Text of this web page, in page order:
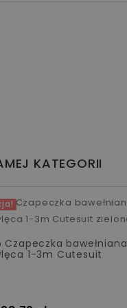
KATEGORII
Czapeczka bawełniana
1-3m Cutesuit